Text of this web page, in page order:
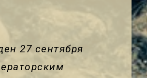
27 сентября